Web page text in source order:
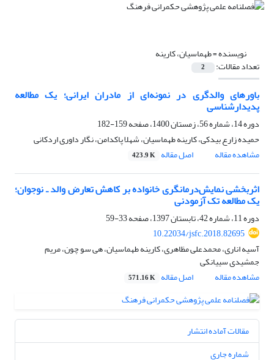
نویسنده =طهماسیان، کارینه
تعداد مقالات: 2
باور‌های والدگری در نمونه‌ای از مادران ایرانی؛ یک مطالعه
پدیدار‌شناسی
دوره 14، شماره 56، زمستان 1400، صفحه
159-182
حمیده زارع بیدکی، کارینه طهماسیان، شهلا پاکدامن، نگار داوری اردکانی
مشاهده مقاله
اصل مقاله 423.9 K
اثربخشی نمایش‌درمانگری خانواده بر کاهش تعارض والد ـ نوجوان؛
یک مطالعه تک آزمودنی
دوره 11، شماره 42، تابستان 1397، صفحه
33-59
10.22034/jsfc.2018.82695
آسیه اناری، محمدعلی مظاهری، کارینه طهماسیان، هی سو چون، مریم
جمشیدی سییانکی
مشاهده مقاله
اصل مقاله 571.16 K
مقالات آماده انتشار
شماره جاری